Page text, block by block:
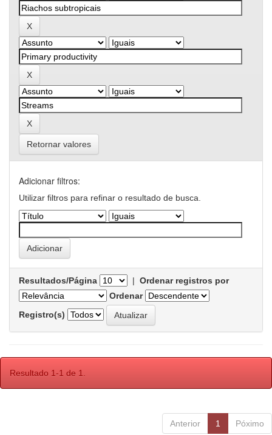
Retornar valores
Adicionar filtros:
Utilizar filtros para refinar o resultado de busca.
Resultados/Página | Ordenar registros por
Ordenar
Registro(s)
Resultado 1-1 de 1.
Anterior 1 Póximo